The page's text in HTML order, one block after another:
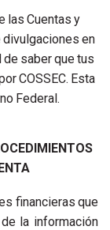
las Cuentas y
divulgaciones en
saber que tus
COSSEC. Esta
Federal.
financieras que
la información